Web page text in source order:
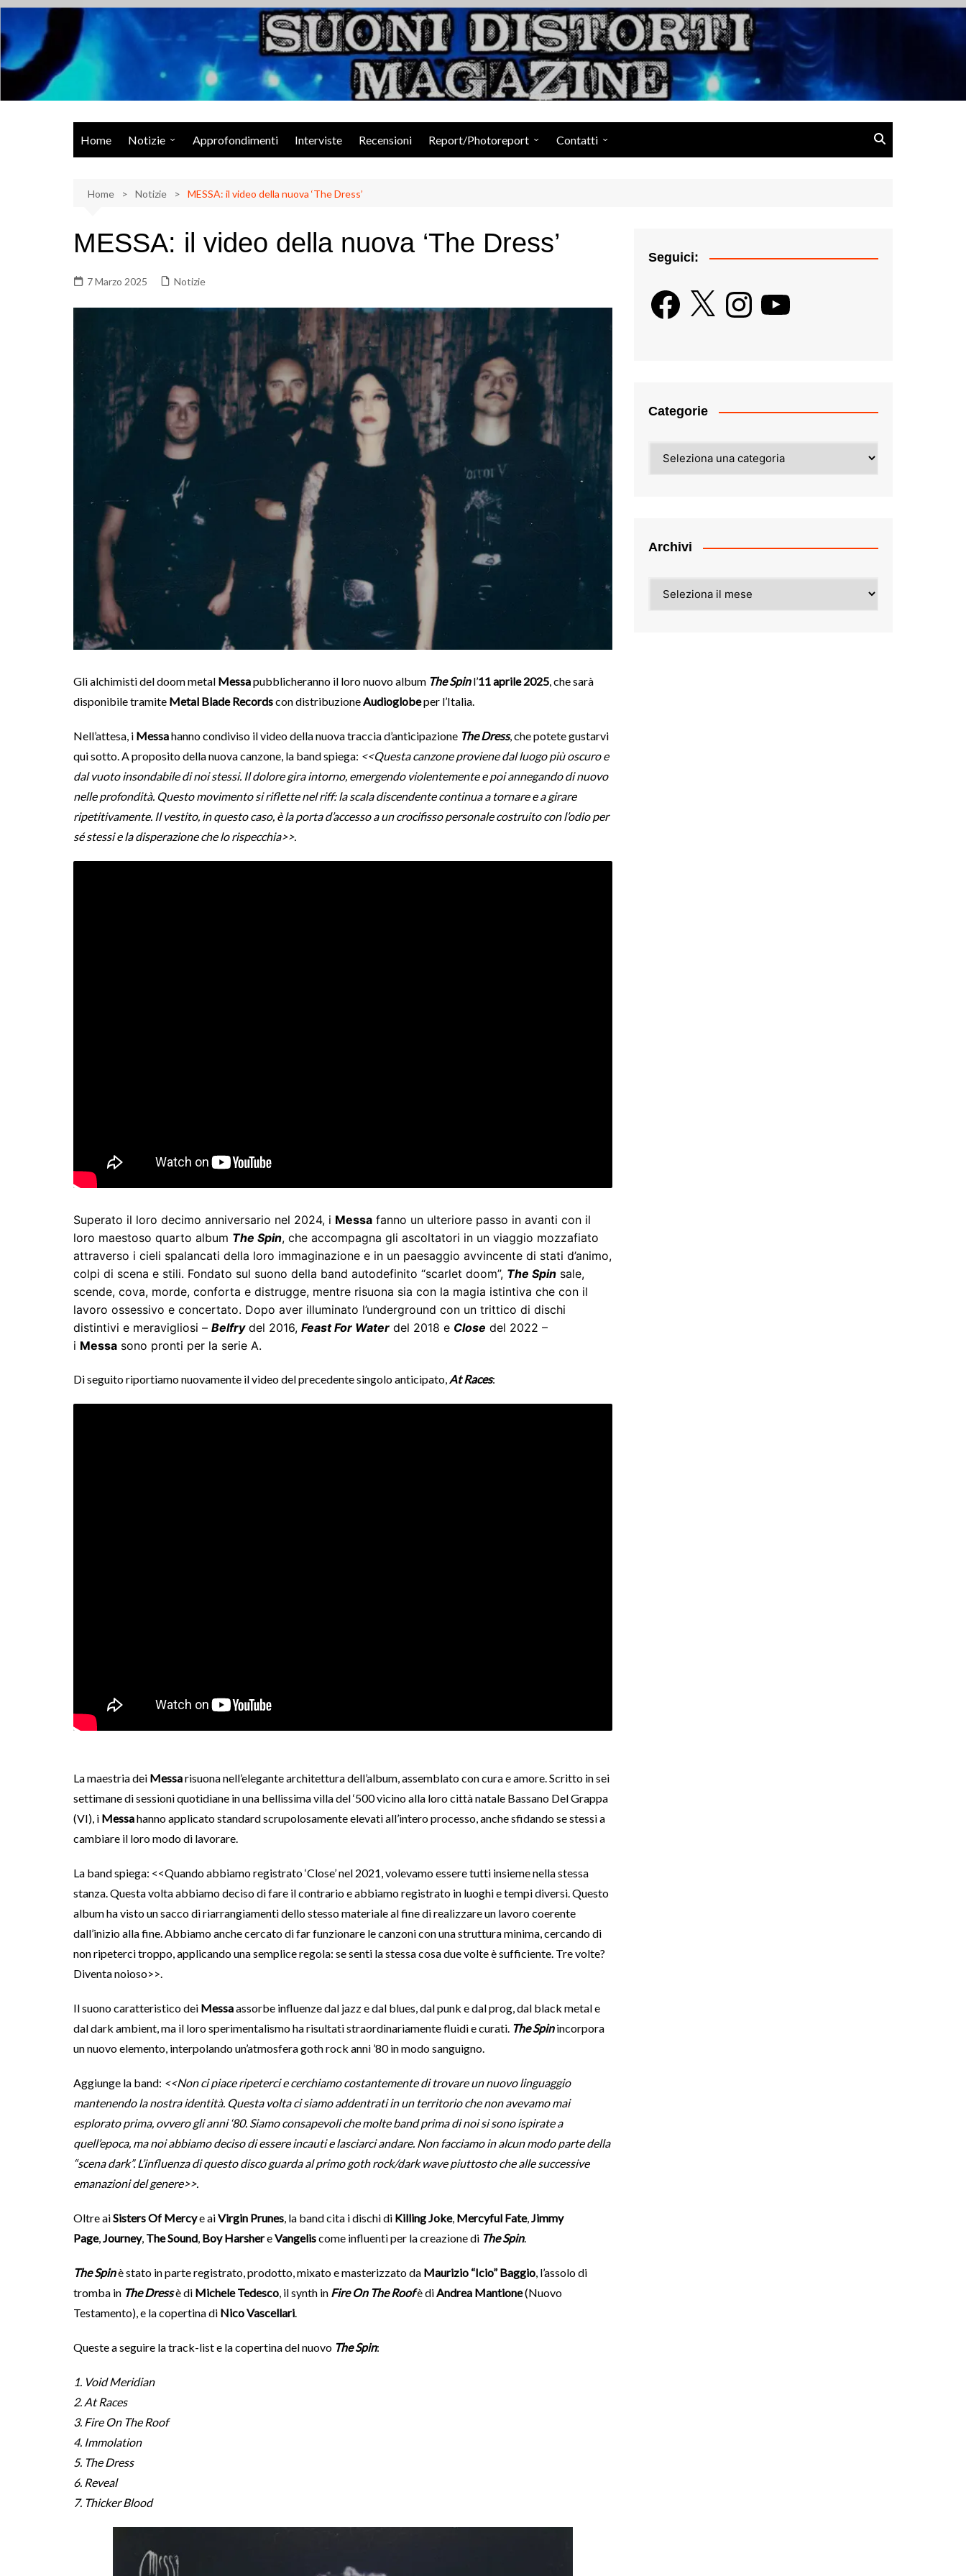
Salta
contenuto
Suoni Distorti Magazine
Musica Rock, Metal, Punk e varie sonorità alternative
Home Notizie
Eventi
Libri
Approfondimenti Interviste Recensioni Report/Photoreport Contatti
Home Notizie MESSA: il video della nuova ‘The Dress’
MESSA: il video della nuova ‘The Dress’
7 Marzo 2025 Notizie
Gli alchimisti del doom metal Messapubblicheranno il loro nuovo album The Spinl’11 aprile 2025 , che sarà
disponibile tramite Metal Blade Recordscon distribuzione Audioglobeper l’Italia.
Nell’attesa, i Messahanno condiviso il video della nuova traccia d’anticipazione The Dress, che potete gustarvi
qui sotto. A proposito della nuova canzone, la band spiega: <<Questa canzone proviene dal luogo più oscuro e
dal vuoto insondabile di noi stessi. Il dolore gira intorno, emergendo violentemente e poi annegando di nuovo
nelle profondità. Questo movimento si riflette nel riff: la scala discendente continua a tornare e a girare
ripetitivamente. Il vestito, in questo caso, è la porta d’accesso a un crocifisso personale costruito con l’odio per
sé stessi e la disperazione che lo rispecchia>>.
Superato il loro decimo anniversario nel 2024, i Messa fanno un ulteriore passo in avanti con il
loro maestoso quarto album The Spin, che accompagna gli ascoltatori in un viaggio mozzafiato
attraverso i cieli spalancati della loro immaginazione e in un paesaggio avvincente di stati d’animo,
colpi di scena e stili. Fondato sul suono della band autodefinito “scarlet doom”, The Spin sale,
scende, cova, morde, conforta e distrugge, mentre risuona sia con la magia istintiva che con il
lavoro ossessivo e concertato. Dopo aver illuminato l’underground con un trittico di dischi
distintivi e meravigliosi – Belfrydel 2016, Feast For Water del 2018 e Close del 2022 –
i Messa sono pronti per la serie A.
Di seguito riportiamo nuovamente il video del precedente singolo anticipato, At Races:
La maestria dei Messarisuona nell’elegante architettura dell’album, assemblato con cura e amore. Scritto in sei
settimane di sessioni quotidiane in una bellissima villa del ‘500 vicino alla loro città natale Bassano Del Grappa
(VI), i Messahanno applicato standard scrupolosamente elevati all’intero processo, anche sfidando se stessi a
cambiare il loro modo di lavorare.
La band spiega: <<Quando abbiamo registrato ‘Close’ nel 2021, volevamo essere tutti insieme nella stessa
stanza. Questa volta abbiamo deciso di fare il contrario e abbiamo registrato in luoghi e tempi diversi. Questo
album ha visto un sacco di riarrangiamenti dello stesso materiale al fine di realizzare un lavoro coerente
dall’inizio alla fine. Abbiamo anche cercato di far funzionare le canzoni con una struttura minima, cercando di
non ripeterci troppo, applicando una semplice regola: se senti la stessa cosa due volte è sufficiente. Tre volte?
Diventa noioso>>.
Il suono caratteristico dei Messaassorbe influenze dal jazz e dal blues, dal punk e dal prog, dal black metal e
dal dark ambient, ma il loro sperimentalismo ha risultati straordinariamente fluidi e curati. The Spinincorpora
un nuovo elemento, interpolando un’atmosfera goth rock anni ’80 in modo sanguigno.
Aggiunge la band: <<Non ci piace ripeterci e cerchiamo costantemente di trovare un nuovo linguaggio
mantenendo la nostra identità. Questa volta ci siamo addentrati in un territorio che non avevamo mai
esplorato prima, ovvero gli anni ‘80. Siamo consapevoli che molte band prima di noi si sono ispirate a
quell’epoca, ma noi abbiamo deciso di essere incauti e lasciarci andare. Non facciamo in alcun modo parte della
“scena dark”. L’influenza di questo disco guarda al primo goth rock/dark wave piuttosto che alle successive
emanazioni del genere>>.
Oltre aiSisters Of Mercye aiVirgin Prunes , la band cita i dischi di Killing Joke, Mercyful Fate, Jimmy
Page, Journey, The Sound Boy HarshereVangeliscome influenti per la creazione di The Spin.
The Spinè stato in parte registrato, prodotto, mixato e masterizzato da Maurizio “Icio” Baggio , l’assolo di
tromba in The Dressè di Michele Tedesco , il synth in Fire On The Roofè di Andrea Mantione(Nuovo
Testamento), e la copertina di Nico Vascellari
Queste a seguire la track-list e la copertina del nuovo The Spin:
1. Void Meridian
2. At Races
3. Fire On The Roof
4. Immolation
5. The Dress
6. Reveal
7. Thicker Blood
Seguici:
Facebook
X InstagramYouTube
Categorie
Archivi